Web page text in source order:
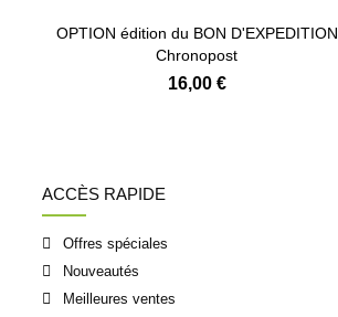
OPTION édition du BON D'EXPEDITION
Chronopost
16,00 €
ACCÈS RAPIDE
Offres spéciales
Nouveautés
Meilleures ventes